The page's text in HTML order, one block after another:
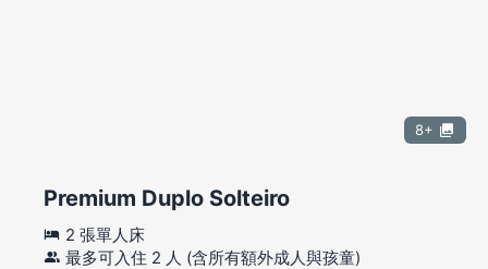
8+
Premium Duplo Solteiro
2 張單人床
最多可入住 2 人 (含所有額外成人與孩童)